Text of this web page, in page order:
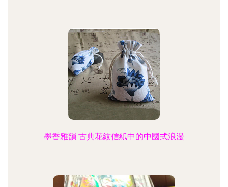
墨香雅韻 古典花紋信紙中的中國式浪漫